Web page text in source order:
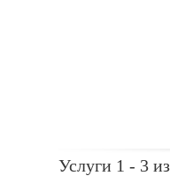
Услуги 1 - 3